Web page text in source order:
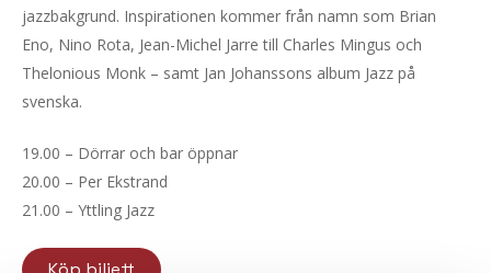
jazzbakgrund. Inspirationen kommer från namn som Brian
Eno, Nino Rota, Jean-Michel Jarre till Charles Mingus och
Thelonious Monk – samt Jan Johanssons album Jazz på
svenska.
19.00 – Dörrar och bar öppnar
20.00 – Per Ekstrand
21.00 – Yttling Jazz